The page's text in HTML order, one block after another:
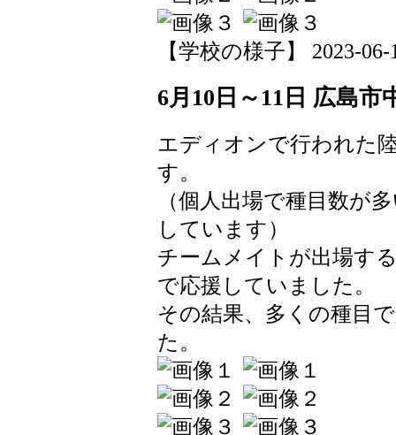
【学校の様子】 2023-
6月10日～11日 広島市
エディオンで行われた
す。
（個人出場で種目数が
しています）
チームメイトが出場す
で応援していました。
その結果、多くの種目
た。